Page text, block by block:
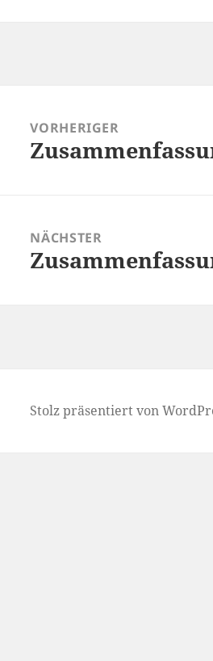
VORHERIGER
Vorheriger
NÄCHSTER
Nächster
Stolz präsentiert von